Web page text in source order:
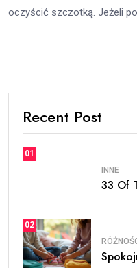
oczyścić szczotką. Jeżeli
Recent Post
01
INNE
33 Of
02